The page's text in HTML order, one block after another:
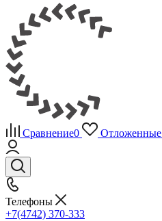
Сравнение0 Отложенные
Телефоны
+7(4742) 370-333